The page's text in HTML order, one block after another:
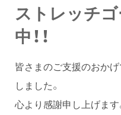
ストレッチ
中！！
皆さまのご支援のおか
しました。
心より感謝申し上げます